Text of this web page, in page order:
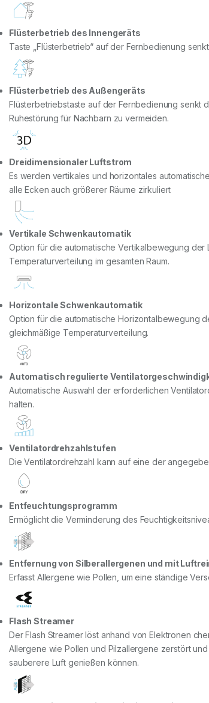
Flüsterbetrieb des Innengeräts
Taste „Flüsterbetrieb“ auf der Fernbedienung
Flüsterbetrieb des Außengeräts
Flüsterbetriebstaste auf der Fernbedienung senkt
Ruhestörung für Nachbarn zu vermeiden.
Dreidimensionaler Luftstrom
Es werden vertikales und horizontales
alle Ecken auch größerer Räume zirkuliert
Vertikale Schwenkautomatik
Option für die automatische Vertikalbewegung
Temperaturverteilung im gesamten Raum.
Horizontale Schwenkautomatik
Option für die automatische Horizontalbewegung
gleichmäßige Temperaturverteilung.
Automatisch regulierte
Automatische Auswahl der erforderlichen
halten.
Ventilatordrehzahlstufen
Die Ventilatordrehzahl kann auf eine der
Entfeuchtungsprogramm
Ermöglicht die Verminderung des
Entfernung von Silberallergenen und mit
Erfasst Allergene wie Pollen, um eine ständige
Flash Streamer
Der Flash Streamer löst anhand von Elektronen
Allergene wie Pollen und Pilzallergene zerstört
sauberere Luft genießen können.